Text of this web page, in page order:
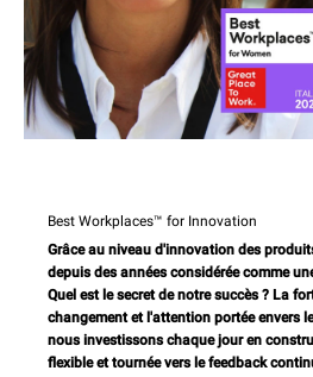
Best Workplaces™ for Innovation
Grâce au niveau d'innovation des
depuis des années considérée comme
Quel est le secret de notre succès ? La
changement et l'attention portée envers
nous investissons chaque jour en
flexible et tournée vers le feedback